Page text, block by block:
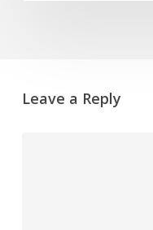
Leave a Reply